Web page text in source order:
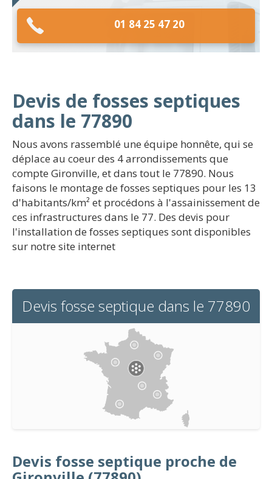
01 84 25 47 20
Devis de fosses septiques
dans le 77890
Nous avons rassemblé une équipe honnête, qui se
déplace au coeur des 4 arrondissements que
compte Gironville, et dans tout le 77890. Nous
faisons le montage de fosses septiques pour les 13
d'habitants/km² et procédons à l'assainissement de
ces infrastructures dans le 77. Des devis pour
l'installation de fosses septiques sont disponibles
sur notre site internet
Devis fosse septique dans le 77890
Devis fosse septique proche de